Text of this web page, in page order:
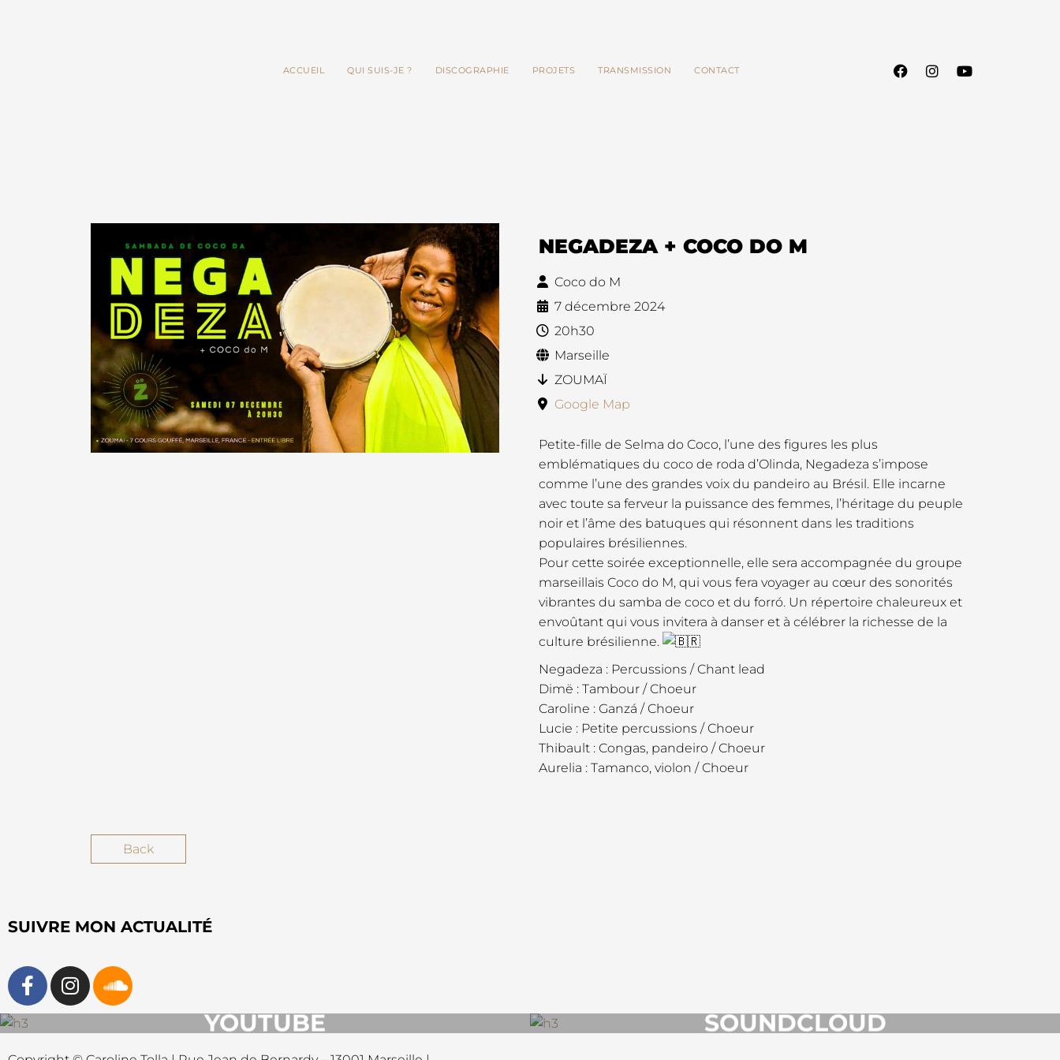
ACCUEIL QUI SUIS-JE ? DISCOGRAPHIE PROJETS TRANSMISSION CONTACT
NEGADEZA + COCO DO M
Coco do M
7 décembre 2024
20h30
Marseille
ZOUMAÏ
Google Map
Petite-fille de Selma do Coco, l’une des figures les plus
emblématiques du coco de roda d’Olinda, Negadeza s’impose
comme l’une des grandes voix du pandeiro au Brésil. Elle incarne
avec toute sa ferveur la puissance des femmes, l’héritage du peuple
noir et l’âme des batuques qui résonnent dans les traditions
populaires brésiliennes.
Pour cette soirée exceptionnelle, elle sera accompagnée du groupe
marseillais Coco do M, qui vous fera voyager au cœur des sonorités
vibrantes du samba de coco et du forró. Un répertoire chaleureux et
envoûtant qui vous invitera à danser et à célébrer la richesse de la
culture brésilienne.
Negadeza : Percussions / Chant lead
Dimë : Tambour / Choeur
Caroline : Ganzá / Choeur
Lucie : Petite percussions / Choeur
Thibault : Congas, pandeiro / Choeur
Aurelia : Tamanco, violon / Choeur
Back
SUIVRE MON ACTUALITÉ
YOUTUBE SOUNDCLOUD